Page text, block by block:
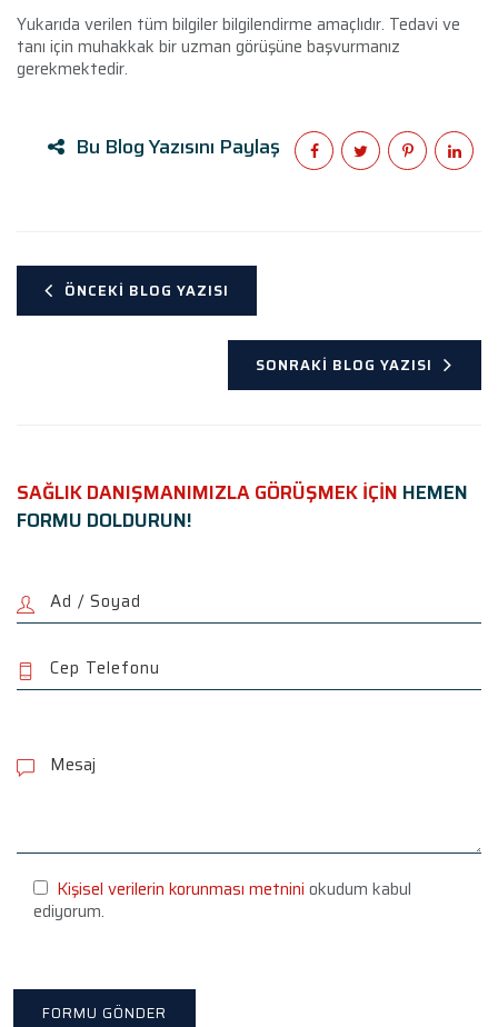
Yukarıda verilen tüm bilgiler bilgilendirme amaçlıdır. Tedavi ve
tanı için muhakkak bir uzman görüşüne başvurmanız
gerekmektedir.
Bu Blog Yazısını Paylaş
ÖNCEKI BLOG YAZISI
SONRAKI BLOG YAZISI
SAĞLIK DANIŞMANIMIZLA GÖRÜŞMEK İÇİN HEMEN
FORMU DOLDURUN!
l
e
h
Kişisel verilerin korunması metnini okudum kabul
ediyorum.